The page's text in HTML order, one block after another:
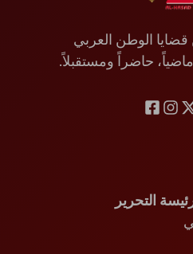
الوطن العربي
حاضراً ومستقبلاً.
التحرير